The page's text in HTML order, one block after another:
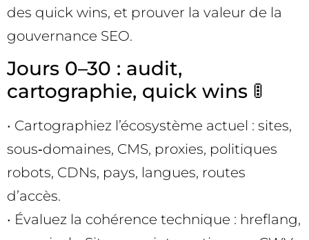
des quick wins, et prouver la valeur de la
gouvernance SEO.
Jours 0–30 : audit,
cartographie, quick wins 🚦
• Cartographiez l’écosystème actuel : sites,
sous‑domaines, CMS, proxies, politiques
robots, CDNs, pays, langues, routes
d’accès.
• Évaluez la cohérence technique : hreflang,